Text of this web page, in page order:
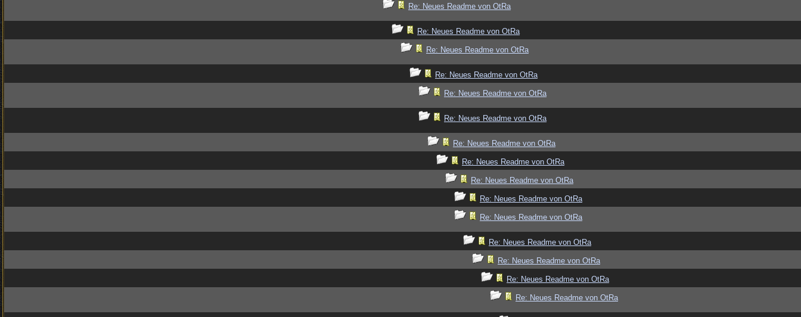
Re: Neues Readme von OtRa
Re: Neues Readme von OtRa
Re: Neues Readme von OtRa
Re: Neues Readme von OtRa
Re: Neues Readme von OtRa
Re: Neues Readme von OtRa
Re: Neues Readme von OtRa
Re: Neues Readme von OtRa
Re: Neues Readme von OtRa
Re: Neues Readme von OtRa
Re: Neues Readme von OtRa
Re: Neues Readme von OtRa
Re: Neues Readme von OtRa
Re: Neues Readme von OtRa
Re: Neues Readme von OtRa